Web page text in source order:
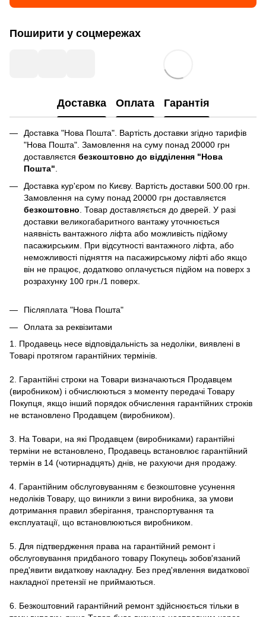
Поширити у соцмережах
Доставка Оплата Гарантія
Доставка "Нова Пошта". Вартість доставки згідно тарифів
"Нова Пошта". Замовлення на суму понад 20000 грн
доставляєтся безкоштовно до відділення "Нова
Пошта".
Доставка кур'єром по Києву. Вартість доставки 500.00 грн.
Замовлення на суму понад 20000 грн доставляєтся
безкоштовно . Товар доставляється до дверей. У разі
доставки великогабаритного вантажу уточнюється
наявність вантажного ліфта або можливість підйому
пасажирським. При відсутності вантажного ліфта, або
неможливості підняття на пасажирському ліфті або якщо
він не працює, додатково оплачується підйом на поверх з
розрахунку 100 грн./1 поверх.
Післяплата "Нова Пошта"
Оплата за реквізитами
1. Продавець несе відповідальність за недоліки, виявлені в
Товарі протягом гарантійних термінів.
2. Гарантійні строки на Товари визначаються Продавцем
(виробником) і обчислюються з моменту передачі Товару
Покупця, якщо інший порядок обчислення гарантійних строків
не встановлено Продавцем (виробником).
3. На Товари, на які Продавцем (виробниками) гарантійні
терміни не встановлено, Продавець встановлює гарантійний
термін в 14 (чотирнадцять) днів, не рахуючи дня продажу.
4. Гарантійним обслуговуванням є безкоштовне усунення
недоліків Товару, що виникли з вини виробника, за умови
дотримання правил зберігання, транспортування та
експлуатації, що встановлюються виробником.
5. Для підтвердження права на гарантійний ремонт і
обслуговування придбаного товару Покупець зобов'язаний
пред'явити видаткову накладну. Без пред'явлення видаткової
накладної претензії не приймаються.
6. Безкоштовний гарантійний ремонт здійснюється тільки в